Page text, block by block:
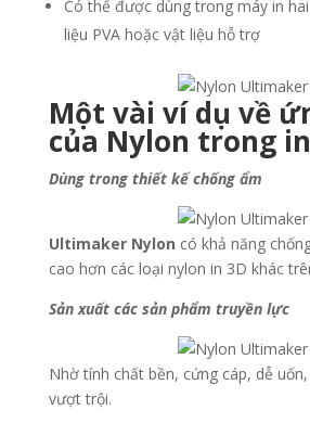
Có thể được dùng trong máy in
liệu PVA hoặc vật liệu hỗ trợ
Một vài ví dụ về
của Nylon trong
Dùng trong thiết kế chống ẩm
Ultimaker Nylon có khả năng
cao hơn các loại nylon in 3D khác
Sản xuất các sản phẩm truyền lực
Nhờ tính chất bền, cứng cáp, dễ
vượt trội.